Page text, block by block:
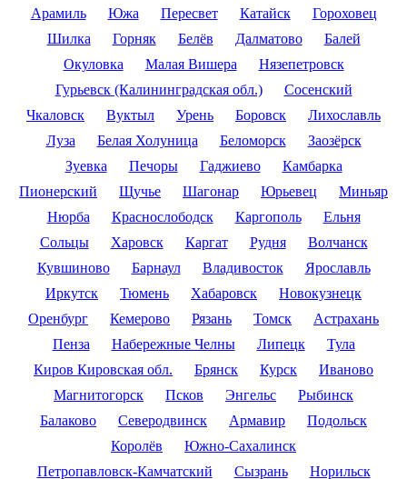
Арамиль
Южа Пересвет Катайск
Гороховец
Шилка
Горняк Белёв Далматово
Балей
Окуловка
Малая Вишера
Нязепетровск
Гурьевск (Калининградская обл.)
Сосенский
Чкаловск
Вуктыл Урень Боровск
Лихославль
Луза
Белая Холуница Беломорск
Заозёрск
Зуевка
Печоры Гаджиево
Камбарка
Пионерский
Щучье Шагонар Юрьевец
Миньяр
Нюрба
Краснослободск Каргополь
Ельня
Сольцы
Харовск Каргат Рудня
Волчанск
Кувшиново
Барнаул Владивосток
Ярославль
Иркутск
Тюмень Хабаровск
Новокузнецк
Оренбург
Кемерово Рязань Томск
Астрахань
Пенза
Набережные Челны Липецк
Тула
Киров Кировская обл.
Брянск Курск
Иваново
Магнитогорск
Псков Энгельс
Рыбинск
Балаково
Северодвинск Армавир
Подольск
Королёв
Южно-Сахалинск
Петропавловск-Камчатский
Сызрань
Норильск